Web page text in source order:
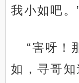
我小如吧。
“害呀！
如，寻哥